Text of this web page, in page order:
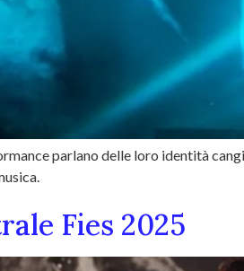
parlano delle loro identità
Fies 2025